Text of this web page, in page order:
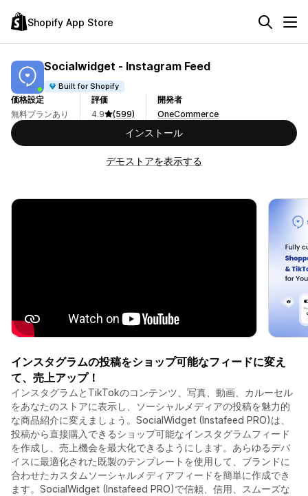
Shopify App Store
Socialwidget ‑ Instagram Feed
Built for Shopify
価格設定
無料プランあり
評価
4.9
(599)
開発者
OneCommerce
インストール
デモストアを表示する
インスタグラムの投稿をショップ可能なフィードに変え
て、売上アップ！
インスタグラムとTikTokのコンテンツ、写真、動画、カルーセル
をあなたのストアに表示し、ソーシャルメディアの投稿を魅力的
な商品紹介に変えましょう。SocialWidget (Instafeed PRO)は、
投稿から直接購入できるショップ可能なインスタグラムフィード
を作成し、売上機会を最大化できるようにします。あらゆるデバ
イスに最適化された既製のテンプレートを使用して、ブランドに
合わせたカスタムソーシャルメディアフィードを簡単に作成でき
ます。SocialWidget (Instafeed PRO)で信頼、信用、スムーズな